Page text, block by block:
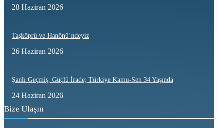
28 Haziran 2026
Taşköprü ve Hanönü’ndeyiz
26 Haziran 2026
Şanlı Geçmiş, Güçlü İrade; Türkiye Kamu-Sen 34 Yaşında
24 Haziran 2026
Bize Ulaşın